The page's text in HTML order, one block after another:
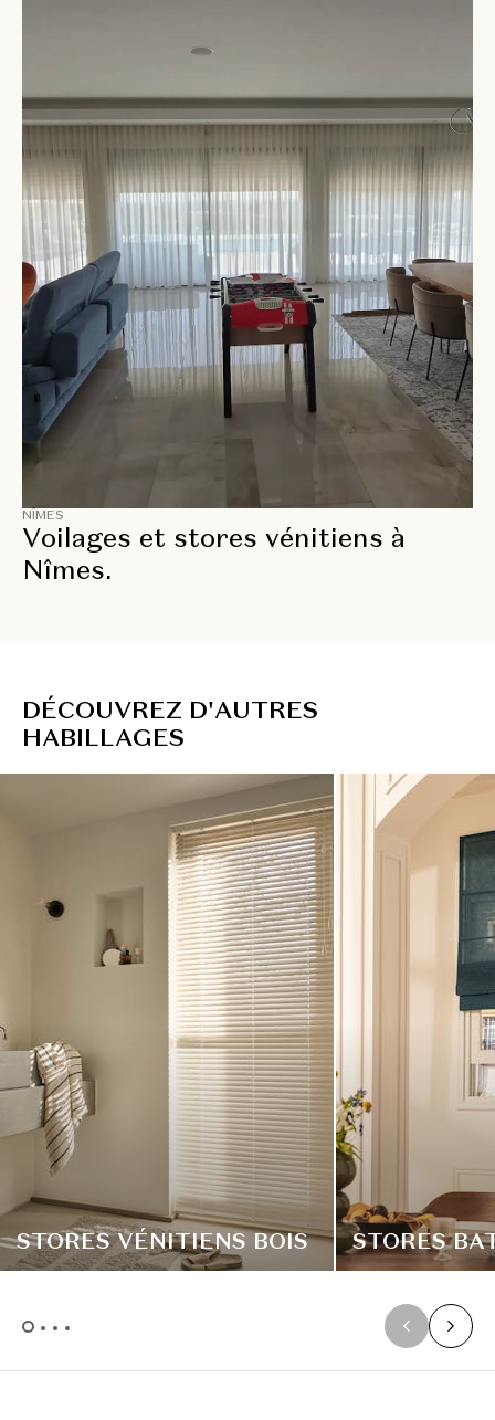
NÎMES
Voilages et stores vénitiens à
Nîmes.
DÉCOUVREZ D'AUTRES
HABILLAGES
STORES VÉNITIENS BOIS STORES